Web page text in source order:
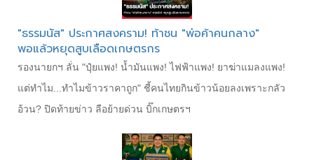
"ธรรมนัส" ประกาศสงคราม! ท้าชน "พ่อค้าคนกลาง"
พอแล้วหยุดสูบเลือดเกษตรกร
รองนายกฯ ลั่น "ปุ๋ยแพง! น้ำมันแพง! ไฟฟ้าแพง! ยาฆ่าแมลงแพง!
แต่ทำไม...ทำไมข้าวราคาถูก" ชี้คนไทยกินข้าวน้อยลงเพราะกลัว
อ้วน? ปิดท้ายข่าว ลือย้ายด่วน บิ๊กเกษตรฯ